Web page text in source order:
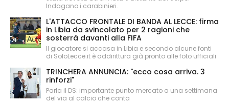
Indagano i carabinieri.
L'ATTACCO FRONTALE DI BANDA AL LECCE: firma
in Libia da svincolato per 2 ragioni che
sosterrà davanti alla FIFA
Il giocatore si accasa in Libia e secondo alcune fonti
di SoloLecce.it è addirittura già pronto alle foto ufficiali
TRINCHERA ANNUNCIA: "ecco cosa arriva. 3
rinforzi"
Parla il DS: importante punto mercato a una settimana
del via al calcio che conta